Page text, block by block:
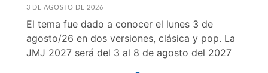
3 DE AGOSTO DE 2026
El tema fue dado a conocer el lunes 3 de
agosto/26 en dos versiones, clásica y pop. La
JMJ 2027 será del 3 al 8 de agosto del 2027